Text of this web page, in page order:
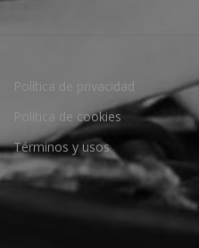
Política de privacidad
Política de cookies
Términos y usos